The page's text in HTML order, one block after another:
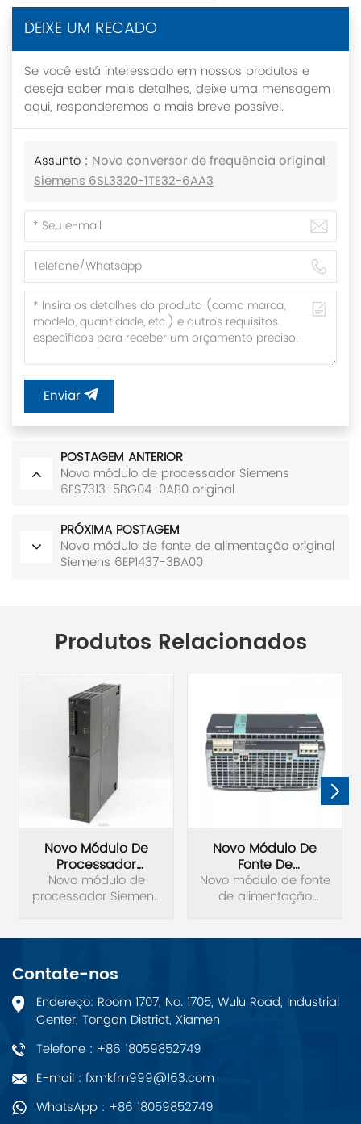
DEIXE UM RECADO
Se você está interessado em nossos produtos e
deseja saber mais detalhes, deixe uma mensagem
aqui, responderemos o mais breve possível.
Assunto : Novo conversor de frequência original
Siemens 6SL3320-1TE32-6AA3
Enviar
POSTAGEM ANTERIOR
Novo módulo de processador Siemens
6ES7313-5BG04-0AB0 original
PRÓXIMA POSTAGEM
Novo módulo de fonte de alimentação original
Siemens 6EP1437-3BA00
Produtos Relacionados
Novo Módulo De
Processador
Siemens 6ES7417-
4HL04-0AB0 Original
Novo módulo de
processador Siemens
400H, CPU 417H
processamento
central para S7-400H
4 interfaces: 1 MPI/DP, 1
DP e 2 para módulos
de sincronização 20
MB de memória (10
MB de dados/10
Novo Módulo De
Fonte De
Alimentação
Original Siemens
Novo módulo de fonte
de alimentação
Contate-nos
Endereço: Room 1707, No. 1705, Wulu Road, Industrial
Center, Tongan District, Xiamen
Telefone : +86 18059852749
E-mail : fxmkfm999@163.com
WhatsApp : +86 18059852749